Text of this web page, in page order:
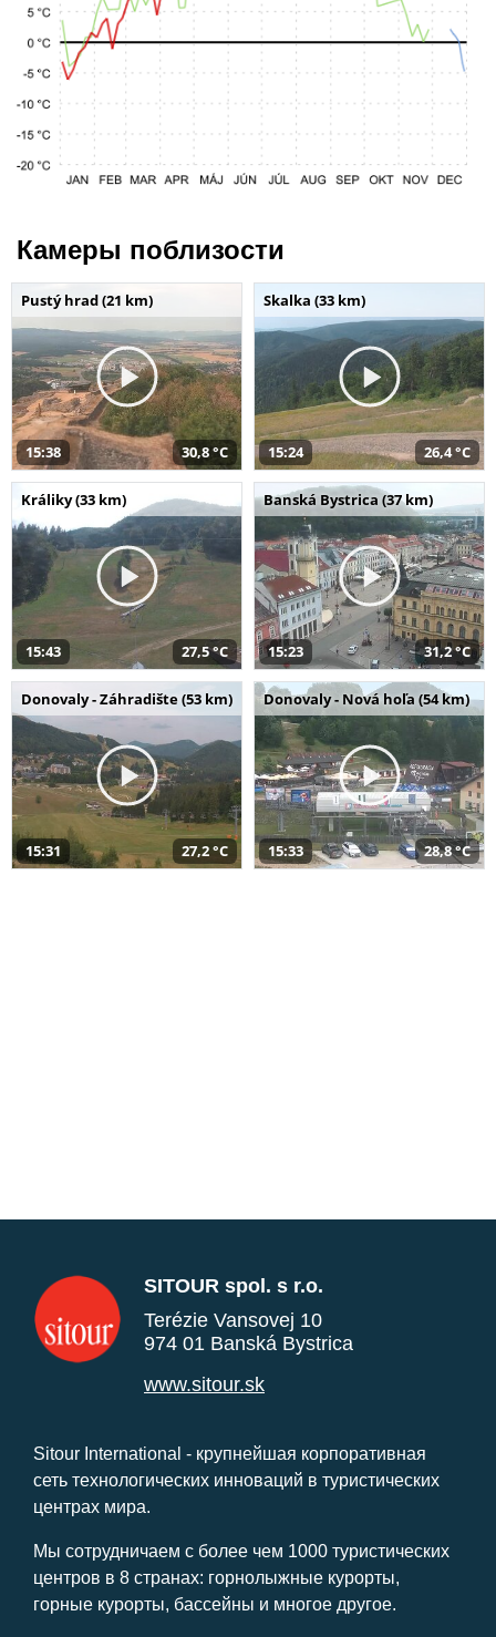
Камеры поблизости
Pustý hrad (21 km)
15:38 30,8 °C
Skalka (33 km)
15:24 26,4 °C
Králiky (33 km)
15:43 27,5 °C
Banská Bystrica (37 km)
15:23 31,2 °C
Donovaly - Záhradište (53 km)
15:31 27,2 °C
Donovaly - Nová hoľa (54 km)
15:33 28,8 °C
SITOUR spol. s r.o.
Terézie Vansovej 10
974 01 Banská Bystrica
www.sitour.sk
Sitour International - крупнейшая корпоративная
сеть технологических инноваций в туристических
центрах мира.
Мы сотрудничаем с более чем 1000 туристических
центров в 8 странах: горнолыжные курорты,
горные курорты, бассейны и многое другое.